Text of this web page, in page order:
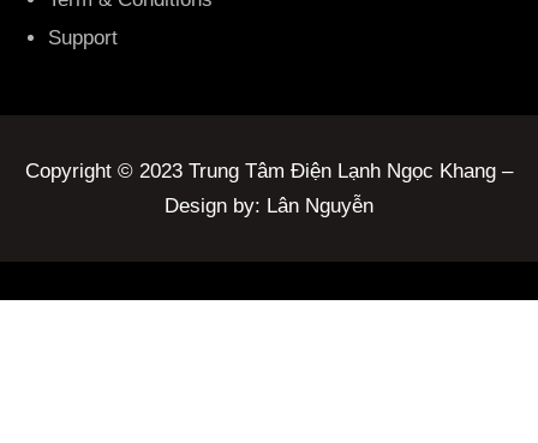
Support
Copyright © 2023 Trung Tâm Điện Lạnh Ngọc Khang –
Design by: Lân Nguyễn